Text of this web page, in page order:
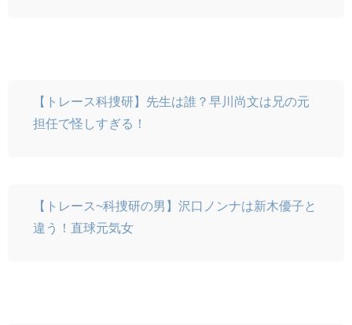
【トレース科捜研】先生は誰？早川尚文は兄の元
担任で怪しすぎる！
【トレース~科捜研の男】沢口ノンナは新木優子と
違う！直球元気女